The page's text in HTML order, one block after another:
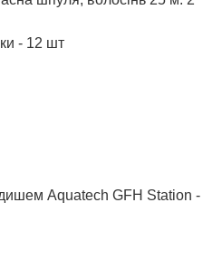
- 12 шт
Aquatech GFH Station -